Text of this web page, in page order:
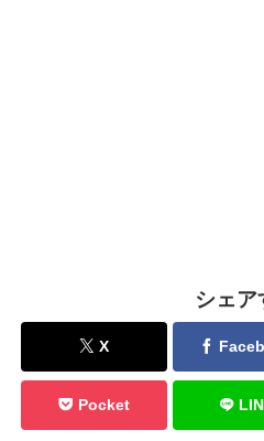
シェア
X
Pocket